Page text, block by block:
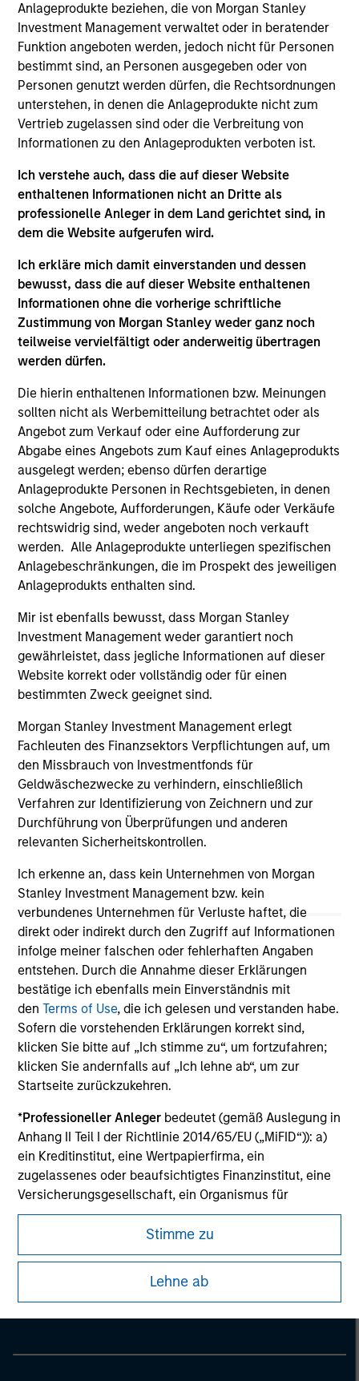
Anlageprodukte beziehen, die von Morgan Stanley
Investment Management verwaltet oder in beratender
Funktion angeboten werden, jedoch nicht für Personen
bestimmt sind, an Personen ausgegeben oder von
Personen genutzt werden dürfen, die Rechtsordnungen
unterstehen, in denen die Anlageprodukte nicht zum
Vertrieb zugelassen sind oder die Verbreitung von
Informationen zu den Anlageprodukten verboten ist.
Ich verstehe auch, dass die auf dieser Website
enthaltenen Informationen nicht an Dritte als
professionelle Anleger in dem Land gerichtet sind, in
dem die Website aufgerufen wird.
Ich erkläre mich damit einverstanden und dessen
bewusst, dass die auf dieser Website enthaltenen
Informationen ohne die vorherige schriftliche
Zustimmung von Morgan Stanley weder ganz noch
teilweise vervielfältigt oder anderweitig übertragen
werden dürfen.
Die hierin enthaltenen Informationen bzw. Meinungen
sollten nicht als Werbemitteilung betrachtet oder als
Angebot zum Verkauf oder eine Aufforderung zur
Abgabe eines Angebots zum Kauf eines Anlageprodukts
ausgelegt werden; ebenso dürfen derartige
Anlageprodukte Personen in Rechtsgebieten, in denen
solche Angebote, Aufforderungen, Käufe oder Verkäufe
rechtswidrig sind, weder angeboten noch verkauft
werden. Alle Anlageprodukte unterliegen spezifischen
Anlagebeschränkungen, die im Prospekt des jeweiligen
Anlageprodukts enthalten sind.
Mir ist ebenfalls bewusst, dass Morgan Stanley
Investment Management weder garantiert noch
gewährleistet, dass jegliche Informationen auf dieser
Website korrekt oder vollständig oder für einen
bestimmten Zweck geeignet sind.
Morgan Stanley Investment Management erlegt
Fachleuten des Finanzsektors Verpflichtungen auf, um
den Missbrauch von Investmentfonds für
Geldwäschezwecke zu verhindern, einschließlich
Verfahren zur Identifizierung von Zeichnern und zur
Durchführung von Überprüfungen und anderen
relevanten Sicherheitskontrollen.
Ich erkenne an, dass kein Unternehmen von Morgan
Stanley Investment Management bzw. kein
verbundenes Unternehmen für Verluste haftet, die
direkt oder indirekt durch den Zugriff auf Informationen
infolge meiner falschen oder fehlerhaften Angaben
entstehen. Durch die Annahme dieser Erklärungen
bestätige ich ebenfalls mein Einverständnis mit
denTerms of Use, die ich gelesen und verstanden habe.
Sofern die vorstehenden Erklärungen korrekt sind,
klicken Sie bitte auf „Ich stimme zu“, um fortzufahren;
klicken Sie andernfalls auf „Ich lehne ab“, um zur
Startseite zurückzukehren.
*Professioneller Anleger bedeutet (gemäß Auslegung in
Anhang II Teil I der Richtlinie 2014/65/EU („MiFID“)): a)
ein Kreditinstitut, eine Wertpapierfirma, ein
zugelassenes oder beaufsichtigtes Finanzinstitut, eine
Versicherungsgesellschaft, ein Organismus für
gemeinsame Anlagen oder dessen
Verwaltungsgesellschaft, ein Pensionsfonds oder
dessen Verwaltungsgesellschaft, ein Warenhändler
oder Waren-Derivatehändler oder ein sonstiger
institutioneller Anleger, der in jedem Fall für die Tätigkeit
Stimme zu
Lehne ab
2014 and has over 10 years of relevant industry
experience. Prior to joining the Private Credit team,
Mr. Nikolic was an Analyst in Morgan Stanley's
Global Capital Markets Division as a member of the
Asset Finance Group after completing a summer
analyst program in 2013 in the Global Capital
Markets Division. Mr. Nikolic holds a B.A. in
Economics from The Johns Hopkins University.
Team Insights
ARTICLE
Private Credit Market Monitor - Q2
2026
Timely insights on the private credit landscape,
exploring the trends, market developments,
and investment considerations shaping the
asset class.
04-AUG-2026
May not represent all Team Members.
The information on this page is for informational
purposes only. The information contained herein does
offering of advisory services or an offer to sell or a
solicitation of an offer to buy any securities in any
jurisdiction in which such offer or solicitation,
purchase or sale would be unlawful under the
securities, insurance or other laws of such jurisdiction.
All investing involves risks, including a loss of principal.
Please refer to the strategy detail page for important
information on the strategy, including additional risk
considerations.
Morgan Stanley
Morgan Stanley Careers